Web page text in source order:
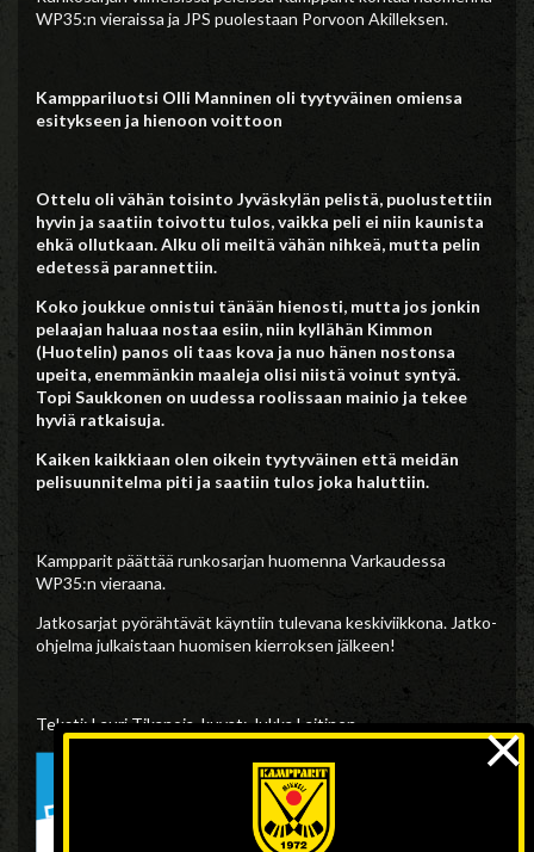
WP35:n vieraissa ja JPS puolestaan Porvoon Akilleksen.
Kamppariluotsi Olli Manninen oli tyytyväinen omiensa
esitykseen ja hienoon voittoon
Ottelu oli vähän toisinto Jyväskylän pelistä, puolustettiin
hyvin ja saatiin toivottu tulos, vaikka peli ei niin kaunista
ehkä ollutkaan. Alku oli meiltä vähän nihkeä, mutta pelin
edetessä parannettiin.
Koko joukkue onnistui tänään hienosti, mutta jos jonkin
pelaajan haluaa nostaa esiin, niin kyllähän Kimmon
(Huotelin) panos oli taas kova ja nuo hänen nostonsa
upeita, enemmänkin maaleja olisi niistä voinut syntyä.
Topi Saukkonen on uudessa roolissaan mainio ja tekee
hyviä ratkaisuja.
Kaiken kaikkiaan olen oikein tyytyväinen että meidän
pelisuunnitelma piti ja saatiin tulos joka haluttiin.
Kampparit päättää runkosarjan huomenna Varkaudessa
WP35:n vieraana.
Jatkosarjat pyörähtävät käyntiin tulevana keskiviikkona. Jatko-
ohjelma julkaistaan huomisen kierroksen jälkeen!
Teksti: Lauri Tikanoja, kuvat: Jukka Laitinen ×